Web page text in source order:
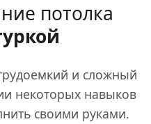
потолка
и сложный
некоторых навыков
своими руками.